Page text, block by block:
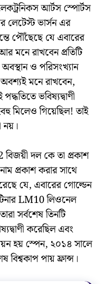
আর্টস স্পোর্টস
লেটেস্ট ভার্সন এর
পৌঁছেছে যে এবারের
মনে রাখবেন প্রতিটি
ও পরিসংখ্যান
মনে রাখবেন,
ভবিষ্যদ্বাণী
মিলেও গিয়েছিল! তাই
নয়।
দল কে তা প্রকাশ
প্রকাশ করার সাথে
যে, এবারের গোল্ডেন
LM10 লিওনেল
সর্বশেষ তিনটি
করেছিল এবং
হয় স্পেন, ২০১৪ সালে
বিশ্বকাপ পায় ফ্রান্স।